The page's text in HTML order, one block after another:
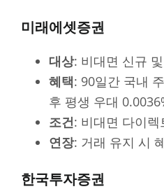
미래에셋증권
대상: 비대면 신규
혜택: 90일간 국내
후 평생 우대
조건: 비대면 다이렉
연장: 거래 유지 시
한국투자증권